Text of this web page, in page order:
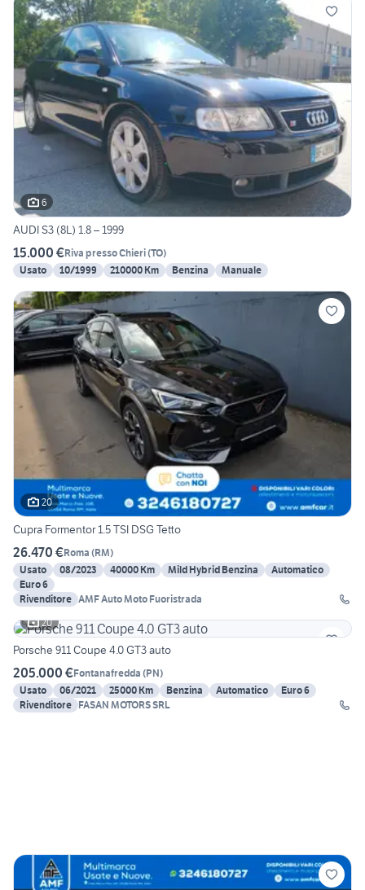
6
AUDI S3 (8L) 1.8 – 1999
15.000 €Riva presso Chieri(TO)
Usato
10/1999 210000 Km Benzina Manuale
20
Cupra Formentor 1.5 TSI DSG Tetto
26.470 €Roma (RM)
Usato
08/2023 40000 Km Mild Hybrid Benzina
Automatico
Euro 6
Rivenditore AMF Auto Moto Fuoristrada
20
Porsche 911 Coupe 4.0 GT3 auto
205.000 €Fontanafredda (PN)
Usato
06/2021 25000 Km Benzina Automatico
Euro 6
Rivenditore FASAN MOTORS SRL